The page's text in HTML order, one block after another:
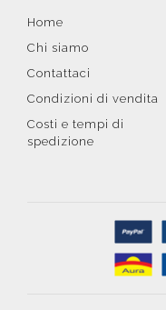
Home
Chi siamo
Contattaci
Condizioni di vendita
Costi e tempi di
spedizione